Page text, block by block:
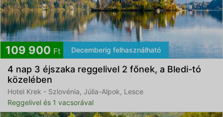
109 900 Ft Decemberig felhasználható
4 nap 3 éjszaka reggelivel 2 főnek, a Bledi-tó
közelében
Hotel Krek - Szlovénia, Júlia-Alpok, Lesce
Reggelivel és 1 vacsorával